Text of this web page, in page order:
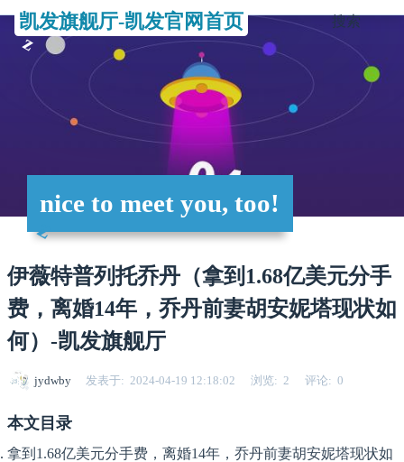
凯发旗舰厅-凯发官网首页 搜索
nice to meet you, too!
伊薇特普列托乔丹（拿到1.68亿美元分手
费，离婚14年，乔丹前妻胡安妮塔现状如
何）-凯发旗舰厅
jydwby 发表于 2024-04-19 12:18:02 浏览 2 评论 0
本文目录
拿到1.68亿美元分手费，离婚14年，乔丹前妻胡安妮塔现状如